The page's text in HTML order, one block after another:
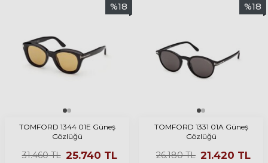
%18
TOMFORD 1344 01E Güneş
Gözlüğü
31.460TL 25.740 TL
%18
TOMFORD 1331 01A Güneş
Gözlüğü
26.180TL 21.420 TL